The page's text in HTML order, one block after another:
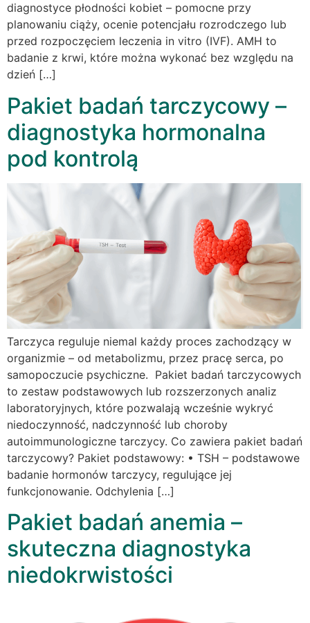
diagnostyce płodności kobiet – pomocne przy
planowaniu ciąży, ocenie potencjału rozrodczego lub
przed rozpoczęciem leczenia in vitro (IVF). AMH to
badanie z krwi, które można wykonać bez względu na
dzień […]
Pakiet badań tarczycowy –
diagnostyka hormonalna
pod kontrolą
Tarczyca reguluje niemal każdy proces zachodzący w
organizmie – od metabolizmu, przez pracę serca, po
samopoczucie psychiczne. Pakiet badań tarczycowych
to zestaw podstawowych lub rozszerzonych analiz
laboratoryjnych, które pozwalają wcześnie wykryć
niedoczynność, nadczynność lub choroby
autoimmunologiczne tarczycy. Co zawiera pakiet badań
tarczycowy? Pakiet podstawowy: • TSH – podstawowe
badanie hormonów tarczycy, regulujące jej
funkcjonowanie. Odchylenia […]
Pakiet badań anemia –
skuteczna diagnostyka
niedokrwistości